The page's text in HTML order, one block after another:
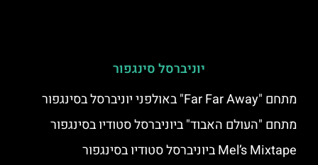
יוניברסל סינגפור
מתחם "Far Far Away" באולפני יוניברסל בסינגפור
מתחם "העולם האבוד" ביוניברסל סטודיו בסינגפור
Mel’s Mixtape ביוניברסל סטודיו בסינגפור